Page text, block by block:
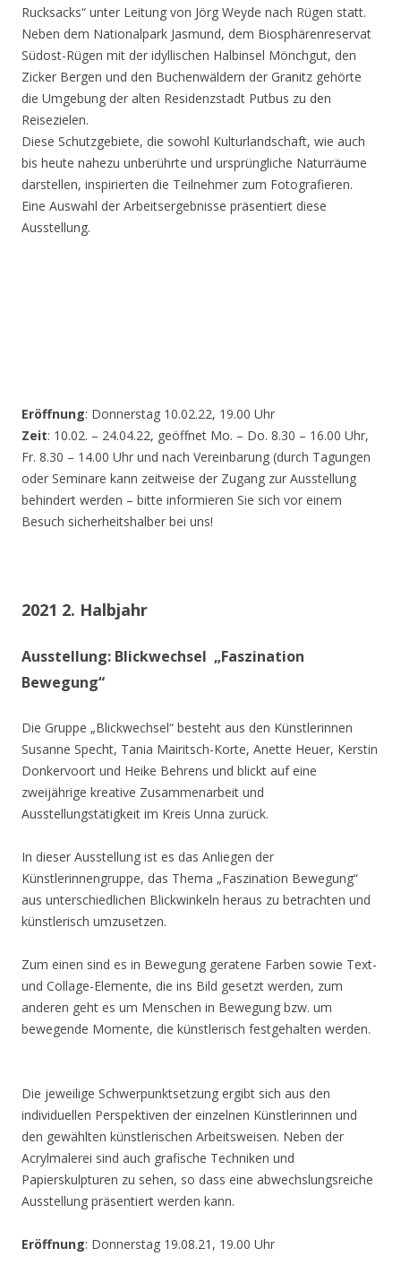
Rucksacks“ unter Leitung von Jörg Weyde nach Rügen statt.
Neben dem Nationalpark Jasmund, dem Biosphärenreservat
Südost-Rügen mit der idyllischen Halbinsel Mönchgut, den
Zicker Bergen und den Buchenwäldern der Granitz gehörte
die Umgebung der alten Residenzstadt Putbus zu den
Reisezielen.
Diese Schutzgebiete, die sowohl Kulturlandschaft, wie auch
bis heute nahezu unberührte und ursprüngliche Naturräume
darstellen, inspirierten die Teilnehmer zum Fotografieren.
Eine Auswahl der Arbeitsergebnisse präsentiert diese
Ausstellung.
Eröffnung: Donnerstag 10.02.22, 19.00 Uhr
Zeit: 10.02. – 24.04.22, geöffnet Mo. – Do. 8.30 – 16.00 Uhr,
Fr. 8.30 – 14.00 Uhr und nach Vereinbarung (durch Tagungen
oder Seminare kann zeitweise der Zugang zur Ausstellung
behindert werden – bitte informieren Sie sich vor einem
Besuch sicherheitshalber bei uns!
2021 2. Halbjahr
Ausstellung: Blickwechsel „Faszination
Bewegung“
Die Gruppe „Blickwechsel“ besteht aus den Künstlerinnen
Susanne Specht, Tania Mairitsch-Korte, Anette Heuer, Kerstin
Donkervoort und Heike Behrens und blickt auf eine
zweijährige kreative Zusammenarbeit und
Ausstellungstätigkeit im Kreis Unna zurück.
In dieser Ausstellung ist es das Anliegen der
Künstlerinnengruppe, das Thema „Faszination Bewegung“
aus unterschiedlichen Blickwinkeln heraus zu betrachten und
künstlerisch umzusetzen.
Zum einen sind es in Bewegung geratene Farben sowie Text-
und Collage-Elemente, die ins Bild gesetzt werden, zum
anderen geht es um Menschen in Bewegung bzw. um
bewegende Momente, die künstlerisch festgehalten werden.
Die jeweilige Schwerpunktsetzung ergibt sich aus den
individuellen Perspektiven der einzelnen Künstlerinnen und
den gewählten künstlerischen Arbeitsweisen. Neben der
Acrylmalerei sind auch grafische Techniken und
Papierskulpturen zu sehen, so dass eine abwechslungsreiche
Ausstellung präsentiert werden kann.
Eröffnung: Donnerstag 19.08.21, 19.00 Uhr